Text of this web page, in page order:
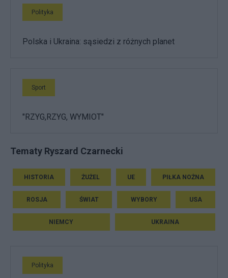
Polityka
Polska i Ukraina: sąsiedzi z różnych planet
Sport
"RZYG,RZYG, WYMIOT"
Tematy Ryszard Czarnecki
HISTORIA ŻUŻEL UE PIŁKA NOŻNA
ROSJA ŚWIAT WYBORY USA
NIEMCY UKRAINA
Polityka